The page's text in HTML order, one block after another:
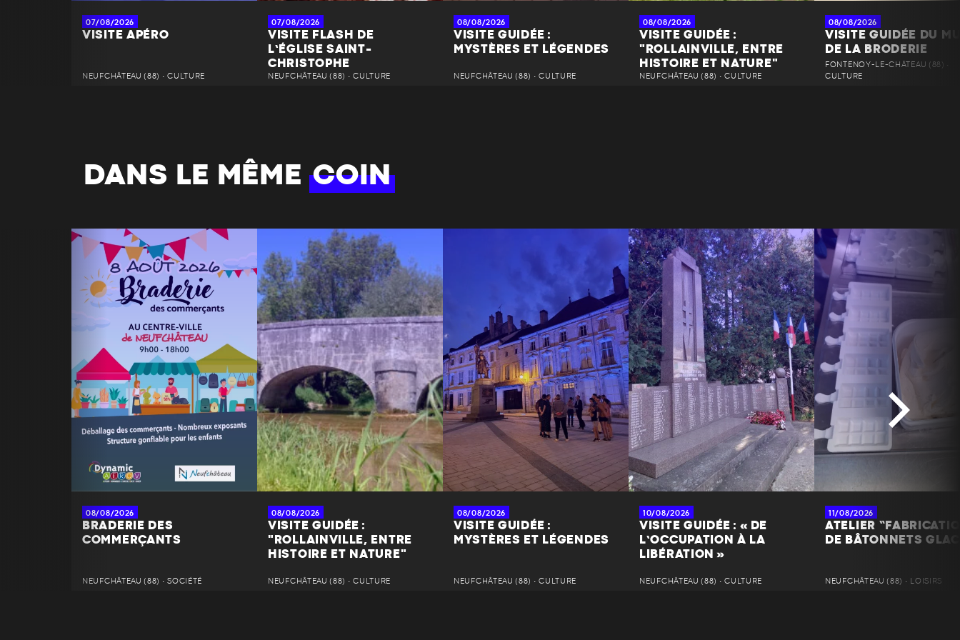
07/08/2026
VISITE APÉRO
NEUFCHÂTEAU (88) • CULTURE
07/08/2026
VISITE FLASH DE
L’ÉGLISE SAINT-
CHRISTOPHE
NEUFCHÂTEAU (88) • CULTURE
08/08/2026
VISITE GUIDÉE :
MYSTÈRES ET LÉGENDES
NEUFCHÂTEAU (88) • CULTURE
08/08/2026
VISITE GUIDÉE :
"ROLLAINVILLE, ENTRE
HISTOIRE ET NATURE"
NEUFCHÂTEAU (88) • CULTURE
08/08/2026
VISITE GUIDÉE DU
DE LA BRODERIE
FONTENOY-LE-CHÂTEAU (88) •
CULTURE
DANS LE MÊMECOIN
08/08/2026
BRADERIE DES
COMMERÇANTS
NEUFCHÂTEAU (88) • SOCIÉTÉ
08/08/2026
VISITE GUIDÉE :
"ROLLAINVILLE, ENTRE
HISTOIRE ET NATURE"
NEUFCHÂTEAU (88) • CULTURE
08/08/2026
VISITE GUIDÉE :
MYSTÈRES ET LÉGENDES
NEUFCHÂTEAU (88) • CULTURE
10/08/2026
VISITE GUIDÉE : « DE
L’OCCUPATION À LA
LIBÉRATION »
NEUFCHÂTEAU (88) • CULTURE
11/08/2026
ATELIER
DE BÂTONNETS
NEUFCHÂTEAU (88) • LOISIRS